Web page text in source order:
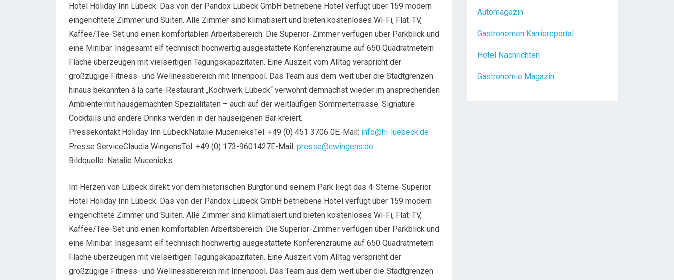
Hotel Holiday Inn Lübeck. Das von der Pandox Lübeck GmbH betriebene Hotel verfügt über 159 modern
eingerichtete Zimmer und Suiten. Alle Zimmer sind klimatisiert und bieten kostenloses Wi-Fi, Flat-TV,
Kaffee/Tee-Set und einen komfortablen Arbeitsbereich. Die Superior-Zimmer verfügen über Parkblick und
eine Minibar. Insgesamt elf technisch hochwertig ausgestattete Konferenzräume auf 650 Quadratmetern
Fläche überzeugen mit vielseitigen Tagungskapazitäten. Eine Auszeit vom Alltag verspricht der
großzügige Fitness- und Wellnessbereich mit Innenpool. Das Team aus dem weit über die Stadtgrenzen
hinaus bekannten à la carte-Restaurant „Kochwerk Lübeck“ verwöhnt demnächst wieder im ansprechenden
Ambiente mit hausgemachten Spezialitäten – auch auf der weitläufigen Sommerterrasse. Signature
Cocktails und andere Drinks werden in der hauseigenen Bar kreiert.
Pressekontakt:Holiday Inn LübeckNatalie MucenieksTel. +49 (0) 451 3706 0E-Mail: info@hi-luebeck.de
Presse ServiceClaudia WingensTel: +49 (0) 173-9601427E-Mail: presse@cwingens.de
Bildquelle: Natalie Mucenieks
Im Herzen von Lübeck direkt vor dem historischen Burgtor und seinem Park liegt das 4-Sterne-Superior
Hotel Holiday Inn Lübeck. Das von der Pandox Lübeck GmbH betriebene Hotel verfügt über 159 modern
eingerichtete Zimmer und Suiten. Alle Zimmer sind klimatisiert und bieten kostenloses Wi-Fi, Flat-TV,
Kaffee/Tee-Set und einen komfortablen Arbeitsbereich. Die Superior-Zimmer verfügen über Parkblick und
eine Minibar. Insgesamt elf technisch hochwertig ausgestattete Konferenzräume auf 650 Quadratmetern
Fläche überzeugen mit vielseitigen Tagungskapazitäten. Eine Auszeit vom Alltag verspricht der
großzügige Fitness- und Wellnessbereich mit Innenpool. Das Team aus dem weit über die Stadtgrenzen
(m/w/d) Du bist Gastgeber aus